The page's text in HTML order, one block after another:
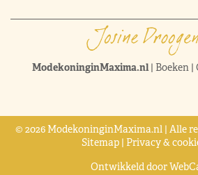
ModekoninginMaxima.nl| Boeken|
© 2026 ModekoninginMaxima.nl | Alle
Sitemap | Privacy &
Ontwikkeld door